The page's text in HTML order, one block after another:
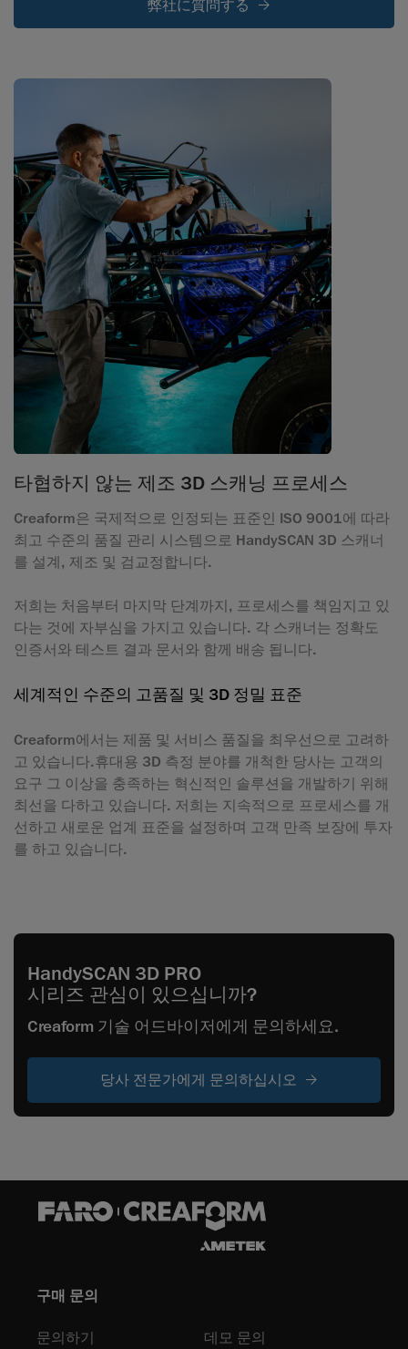
弊社に質問する
타협하지 않는 제조 3D 스캐닝 프로세스
Creaform은 국제적으로 인정되는 표준인 ISO 9001에 따라
최고 수준의 품질 관리 시스템으로 HandySCAN 3D 스캐너
를 설계, 제조 및 검교정합니다.
저희는 처음부터 마지막 단계까지, 프로세스를 책임지고 있
다는 것에 자부심을 가지고 있습니다. 각 스캐너는 정확도
인증서와 테스트 결과 문서와 함께 배송 됩니다.
세계적인 수준의 고품질 및 3D 정밀 표준
Creaform에서는 제품 및 서비스 품질을 최우선으로 고려하
고 있습니다.휴대용 3D 측정 분야를 개척한 당사는 고객의
요구 그 이상을 충족하는 혁신적인 솔루션을 개발하기 위해
최선을 다하고 있습니다. 저희는 지속적으로 프로세스를 개
선하고 새로운 업계 표준을 설정하며 고객 만족 보장에 투자
를 하고 있습니다.
HandySCAN 3D PRO
시리즈 관심이 있으십니까?
Creaform 기술 어드바이저에게 문의하세요.
당사 전문가에게 문의하십시오
구매 문의
문의하기 데모 문의